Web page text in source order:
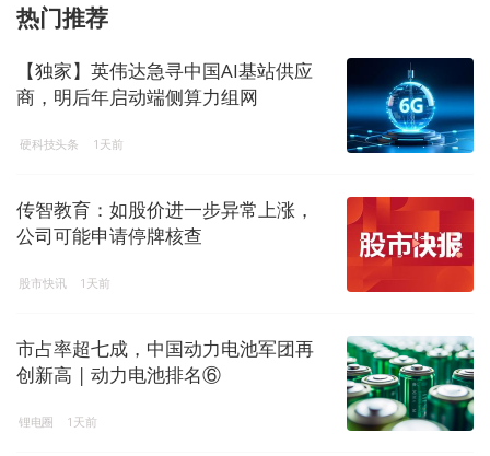
热门推荐
【独家】英伟达急寻中国AI基站供应
商，明后年启动端侧算力组网
硬科技头条 1天前
传智教育：如股价进一步异常上涨，
公司可能申请停牌核查
股市快讯 1天前
市占率超七成，中国动力电池军团再
创新高 | 动力电池排名⑥
锂电圈 1天前